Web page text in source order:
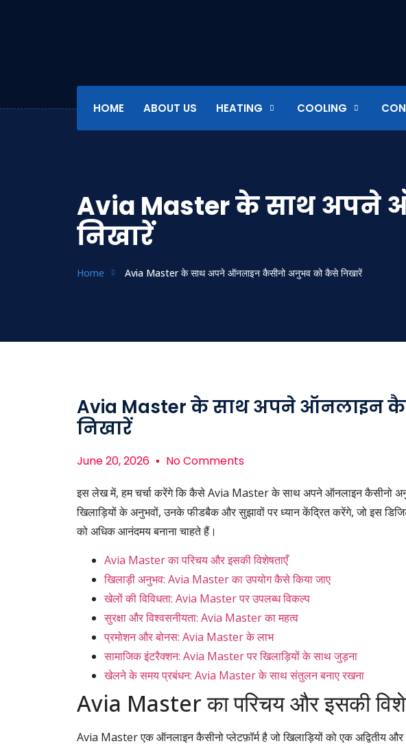
HOME ABOUT US HEATING COOLING
Avia Master के साथ
निखारें
Home Avia Master के साथ अपने ऑनलाइन कैसीनो अनुभव को कैसे निखारें
Avia Master के साथ अपने ऑनलाइन
निखारें
June 20, 2026 No Comments
इस लेख में, हम चर्चा करेंगे कि कैसे Avia Master के साथ अपने ऑनलाइन कैसीनो
खिलाड़ियों के अनुभवों, उनके फीडबैक और सुझावों पर ध्यान केंद्रित करेंगे, जो इस
को अधिक आनंदमय बनाना चाहते हैं।
Avia Master का परिचय और इसकी विशेषताएँ
खिलाड़ी अनुभव: Avia Master का उपयोग कैसे किया जाए
खेलों की विविधता: Avia Master पर उपलब्ध विकल्प
सुरक्षा और विश्वसनीयता: Avia Master का महत्व
प्रमोशन और बोनस: Avia Master के लाभ
सामाजिक इंटरैक्शन: Avia Master पर खिलाड़ियों के साथ जुड़ना
खेलने के समय प्रबंधन: Avia Master के साथ संतुलन बनाए रखना
Avia Master का परिचय और इसकी
Avia Master एक ऑनलाइन कैसीनो प्लेटफ़ॉर्म है जो खिलाड़ियों को एक अद्वितीय